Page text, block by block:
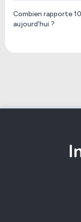
Combien rapporte
aujourd'hui ?